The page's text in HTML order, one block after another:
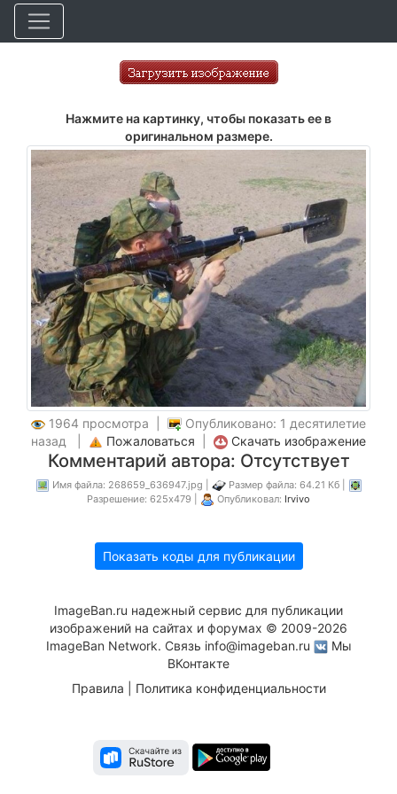
Нажмите на картинку, чтобы показать ее в
оригинальном размере.
1964 просмотра |
Опубликовано: 1 десятилетие
назад |
Пожаловаться Скачать изображение
Комментарий автора: Отсутствует
Имя файла: 268659_636947.jpg |
Размер файла: 64.21 Кб |
Разрешение: 625x479 |
Опубликовал: Irvivo
Показать коды для публикации
ImageBan.ru надежный сервис для публикации
изображений на сайтах и форумах © 2009-2026
ImageBan Network. Связь info@imageban.ru
Мы
ВКонтакте
Правила
Политика конфиденциальности